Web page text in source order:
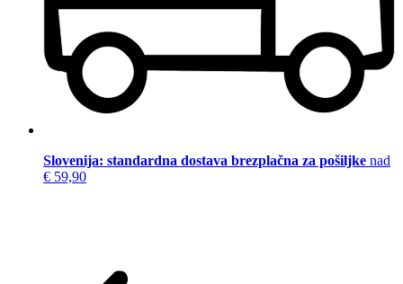
Slovenija: standardna dostava brezplačna za pošiljke nad
€ 59,90